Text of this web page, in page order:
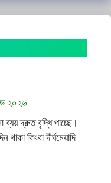
২০২৬
ব্যয় দ্রুত বৃদ্ধি পাচ্ছে।
কিংবা দীর্ঘমেয়াদি